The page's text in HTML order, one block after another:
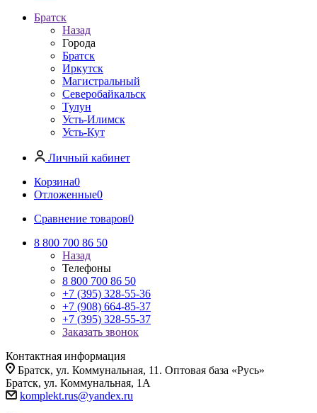
Братск
Назад
Города
Братск
Иркутск
Магистральный
Северобайкальск
Тулун
Усть-Илимск
Усть-Кут
Личный кабинет
Корзина0
Отложенные0
Сравнение товаров0
8 800 700 86 50
Назад
Телефоны
8 800 700 86 50
+7 (395) 328-55-36
+7 (908) 664-85-37
+7 (395) 328-55-37
Заказать звонок
Контактная информация
Братск, ул. Коммунальная, 11. Оптовая база «Русь»
Братск, ул. Коммунальная, 1А
komplekt.rus@yandex.ru